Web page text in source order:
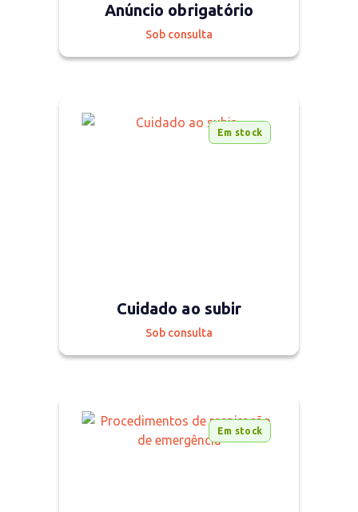
Anúncio obrigatório
Sob consulta
Em stock
Cuidado ao subir
Sob consulta
Em stock